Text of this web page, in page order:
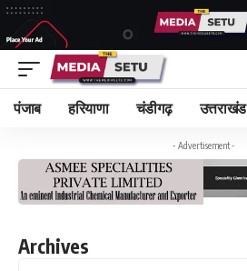
पंजाब हरियाणा चंडीगढ़ उत्तराखंड
- Advertisement -
Archives